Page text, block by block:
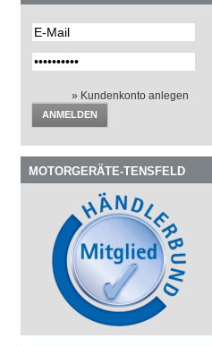
» Kundenkonto anlegen
ANMELDEN
MOTORGERÄTE-TENSFELD